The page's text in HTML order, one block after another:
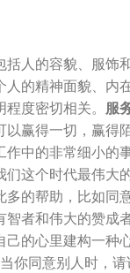
括人的容貌、服饰
的精神面貌、内
度密切相关。
服
赢得一切，赢得
作中的非常细小的
这个时代最伟大
多的帮助，比如同
智者和伟大的赞
的心里建构一种
你同意别人时，请